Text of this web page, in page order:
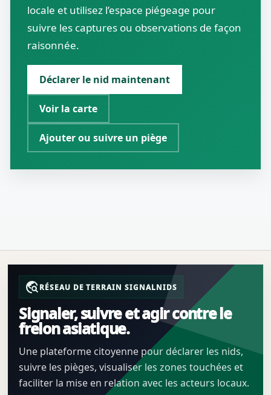
locale et utilisez l’espace piégeage pour
suivre les captures ou observations de façon
raisonnée.
Déclarer le nid maintenant
Voir la carte
Ajouter ou suivre un piège
travel_exploreRÉSEAU DE TERRAIN SIGNALNIDS
Signaler, suivre et agir contre le
frelon asiatique.
Une plateforme citoyenne pour déclarer les nids,
suivre les pièges, visualiser les zones touchées et
faciliter la mise en relation avec les acteurs locaux.